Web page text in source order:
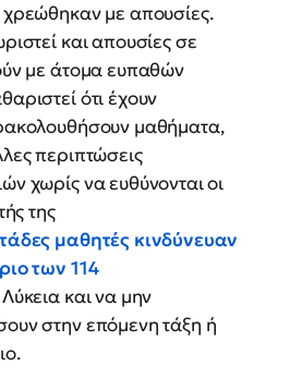
με απουσίες.
και απουσίες σε
με άτομα ευπαθών
ότι έχουν
μαθήματα,
περιπτώσεις
χωρίς να ευθύνονται οι
της
μαθητές κινδύνευαν
των 114
και να μην
στην επόμενη τάξη ή